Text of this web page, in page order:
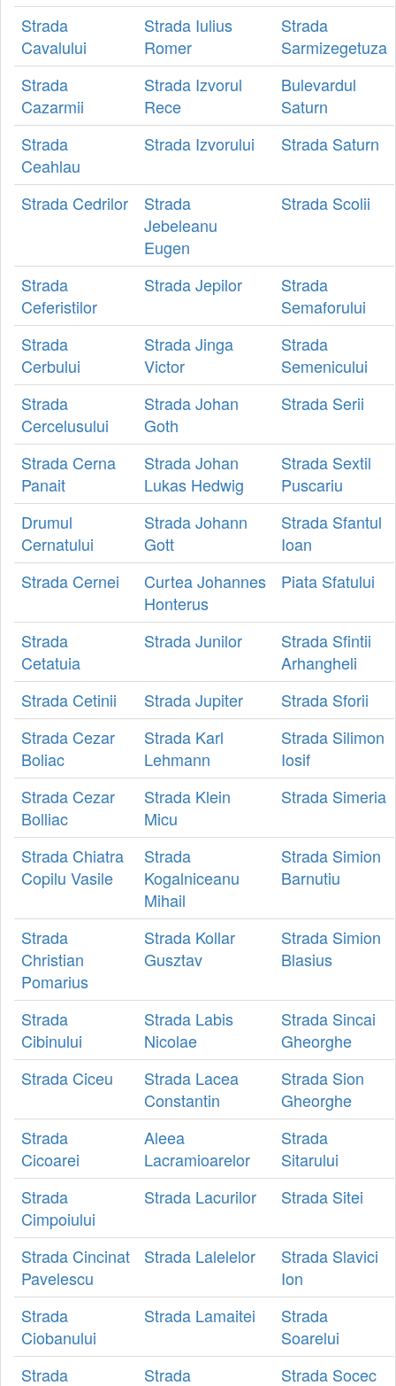
Strada
Cavalului
Strada Iulius
Romer
Strada
Sarmizegetuza
Strada
Cazarmii
Strada Izvorul
Rece
Bulevardul
Saturn
Strada
Ceahlau
Strada Izvorului Strada Saturn
Strada Cedrilor
Strada
Jebeleanu
Eugen
Strada Scolii
Strada
Ceferistilor
Strada Jepilor
Strada
Semaforului
Strada
Cerbului
Strada Jinga
Victor
Strada
Semenicului
Strada
Cercelusului
Strada Johan
Goth
Strada Serii
Strada Cerna
Panait
Strada Johan
Lukas Hedwig
Strada Sextil
Puscariu
Drumul
Cernatului
Strada Johann
Gott
Strada Sfantul
Ioan
Strada Cernei
Curtea Johannes
Honterus
Piata Sfatului
Strada
Cetatuia
Strada Junilor
Strada Sfintii
Arhangheli
Strada Cetinii
Strada Jupiter
Strada Sforii
Strada Cezar
Boliac
Strada Karl
Lehmann
Strada Silimon
Iosif
Strada Cezar
Bolliac
Strada Klein
Micu
Strada Simeria
Strada Chiatra
Copilu Vasile
Strada
Kogalniceanu
Mihail
Strada Simion
Barnutiu
Strada
Christian
Pomarius
Strada Kollar
Gusztav
Strada Simion
Blasius
Strada
Cibinului
Strada Labis
Nicolae
Strada Sincai
Gheorghe
Strada Ciceu
Strada Lacea
Constantin
Strada Sion
Gheorghe
Strada
Cicoarei
Aleea
Lacramioarelor
Strada
Sitarului
Strada
Cimpoiului
Strada Lacurilor Strada Sitei
Strada Cincinat
Pavelescu
Strada Lalelelor
Strada Slavici
Ion
Strada
Ciobanului
Strada Lamaitei
Strada
Soarelui
Strada
Strada
Strada Socec